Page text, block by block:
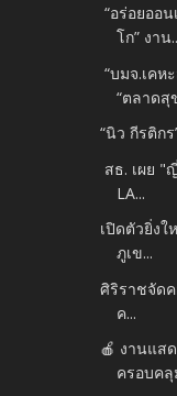
“อร่อยออ
โก” งาน
“บมจ.เคห
“ตลาดสุ
“นิว กีรติก
สธ. เผย "
LA...
เปิดตัวยิ่ง
ภูเข...
ศิริราชจัด
ค...
🍎 งานแส
ครอบคลุ